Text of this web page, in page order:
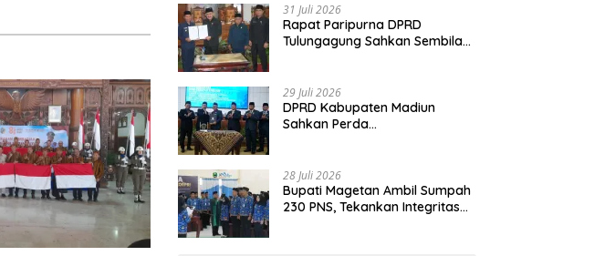
31 Juli 2026
Rapat Paripurna DPRD
Tulungagung Sahkan Sembilan
29 Juli 2026
DPRD Kabupaten Madiun
Sahkan Perda
Agenda Prioritas
28 Juli 2026
Bupati Magetan Ambil Sumpah
230 PNS, Tekankan Integritas